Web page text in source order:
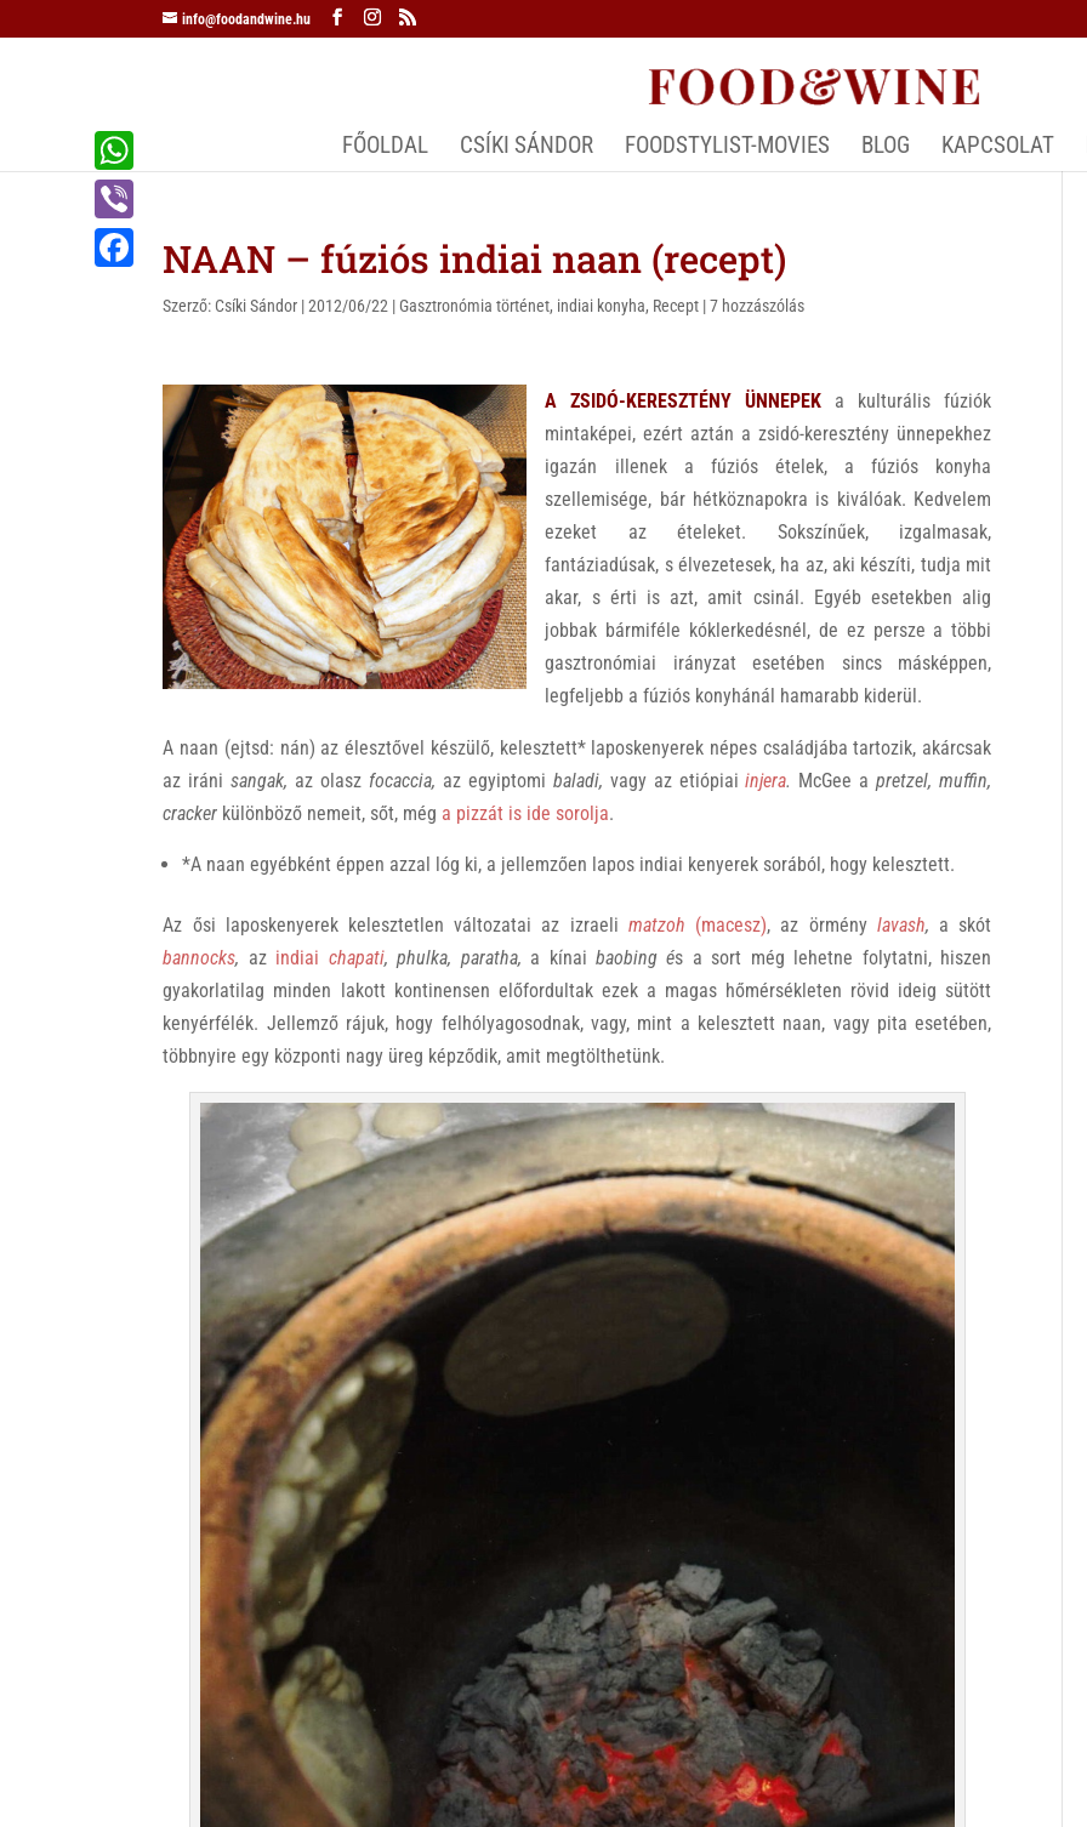
info@foodandwine.hu
FŐOLDAL CSÍKI SÁNDOR FOODSTYLIST-MOVIES BLOG KAPCSOLAT
NAAN – fúziós indiai naan (recept)
Szerző: Csíki Sándor |2012/06/22 |Gasztronómia történet, indiai konyha, Recept |7 hozzászólás
A ZSIDÓ-KERESZTÉNY ÜNNEPEK a kulturális fúziók
mintaképei, ezért aztán a zsidó-keresztény ünnepekhez
igazán illenek a fúziós ételek, a fúziós konyha
szellemisége, bár hétköznapokra is kiválóak. Kedvelem
ezeket az ételeket. Sokszínűek, izgalmasak,
fantáziadúsak, s élvezetesek, ha az, aki készíti, tudja mit
akar, s érti is azt, amit csinál. Egyéb esetekben alig
jobbak bármiféle kóklerkedésnél, de ez persze a többi
gasztronómiai irányzat esetében sincs másképpen,
legfeljebb a fúziós konyhánál hamarabb kiderül.
A naan (ejtsd: nán) az élesztővel készülő, kelesztett* laposkenyerek népes családjába tartozik, akárcsak
az iránisangak, az olasz focaccia, az egyiptomi baladi, vagyaz etiópiaiinjera. McGee apretzel, muffin,
cracker különböző nemeit, sőt, még a pizzát is ide sorolja.
*A naan egyébként éppen azzal lóg ki, a jellemzően lapos indiai kenyerek sorából, hogy kelesztett.
Az ősi laposkenyerek kelesztetlen változatai az izraeli matzoh (macesz), az örmény lavash, a skót
bannocks, az indiai chapati, phulka, paratha, a kínaibaobing és a sort még lehetne folytatni, hiszen
gyakorlatilag minden lakott kontinensen előfordultak ezek a magas hőmérsékleten rövid ideig sütött
kenyérfélék. Jellemző rájuk, hogy felhólyagosodnak, vagy, mint a kelesztett naan, vagy pita esetében,
többnyire egy központi nagy üreg képződik, amit megtölthetünk.
W
h
a
V